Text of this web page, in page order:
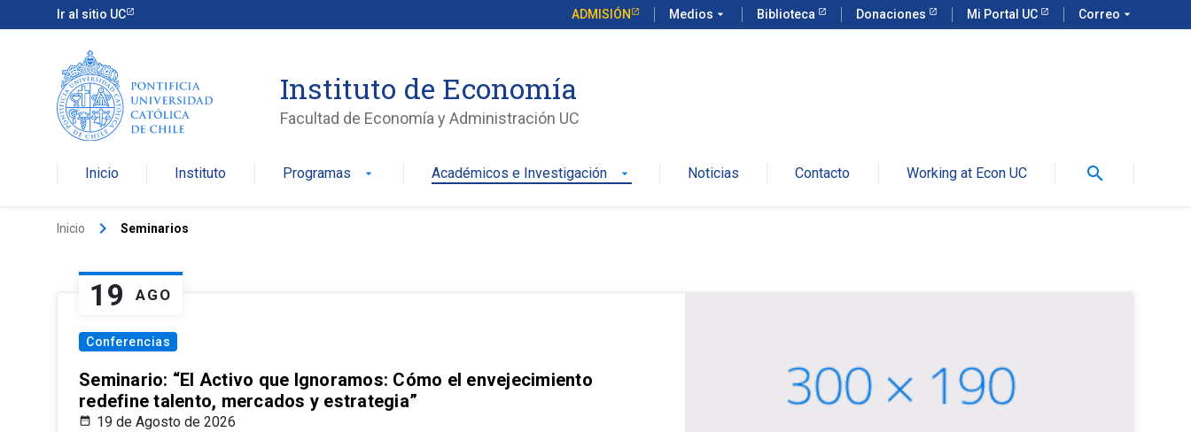
Ir al sitio UC ADMISIÓN Medios arrow_drop_down Biblioteca Donaciones Mi Portal UC Correo arrow_drop_down
Instituto de Economía
Facultad de Economía y Administración UC
Inicio Instituto Programas arrow_drop_down Académicos e Investigación arrow_drop_down Noticias Contacto Working at Econ UC search
Inicio keyboard_arrow_right Seminarios
19 AGO
Conferencias
Seminario: “El Activo que Ignoramos: Cómo el envejecimiento
redefine talento, mercados y estrategia”
19 de Agosto de 2026